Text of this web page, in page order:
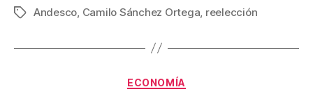
c
tt
ail er m
p
ar
tir
Etiquetas
Andesco, Camilo Sánchez Ortega, reelección
Categorías
ECONOMÍA